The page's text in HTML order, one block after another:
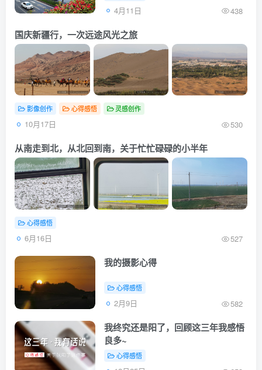
4月11日 438
国庆新疆行，一次远途风光之旅
影像创作 心得感悟 灵感创作
10月17日 530
从南走到北，从北回到南，关于忙忙碌碌的小半年
心得感悟
6月16日 527
我的摄影心得
心得感悟
2月9日 582
我终究还是阳了，回顾这三年我感悟
良多~
心得感悟